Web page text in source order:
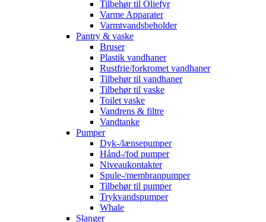
Tilbehør til Oliefyr
Varme Apparater
Varmtvandsbeholder
Pantry & vaske
Bruser
Plastik vandhaner
Rustfrie/forkromet vandhaner
Tilbehør til vandhaner
Tilbehør til vaske
Toilet vaske
Vandrens & filtre
Vandtanke
Pumper
Dyk-/lænsepumper
Hånd-/fod pumper
Niveaukontakter
Spule-/membranpumper
Tilbehør til pumper
Trykvandspumper
Whale
Slanger